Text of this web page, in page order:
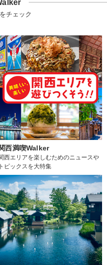
チェック
西満喫Walker
西エリアを楽しむためのニュースや
トピックスを大特集